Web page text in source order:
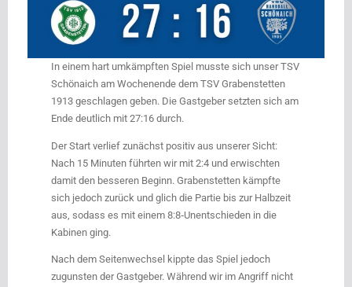
In einem hart umkämpften Spiel musste sich unser TSV
Schönaich am Wochenende dem TSV Grabenstetten
1913 geschlagen geben. Die Gastgeber setzten sich am
Ende deutlich mit 27:16 durch.
Der Start verlief zunächst positiv aus unserer Sicht:
Nach 15 Minuten führten wir mit 2:4 und erwischten
damit den besseren Beginn. Grabenstetten kämpfte
sich jedoch zurück und glich die Partie bis zur Halbzeit
aus, sodass es mit einem 8:8‑Unentschieden in die
Kabinen ging.
Nach dem Seitenwechsel kippte das Spiel jedoch
zugunsten der Gastgeber. Während wir im Angriff nicht